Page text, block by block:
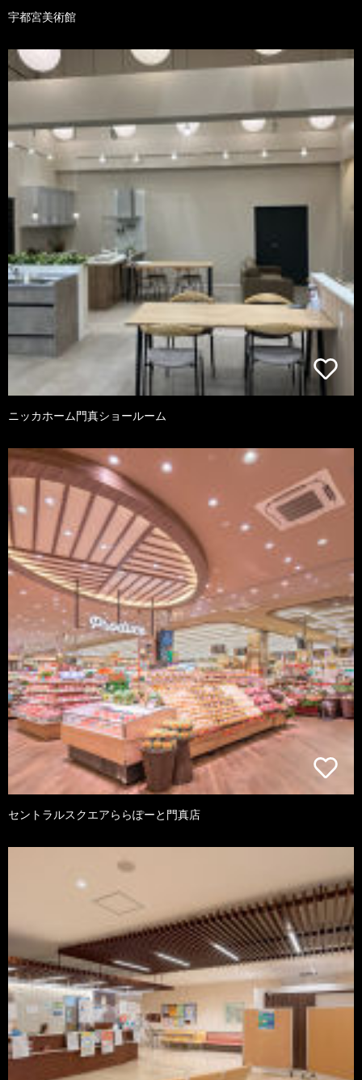
宇都宮美術館
ニッカホーム門真ショールーム
セントラルスクエアららぽーと門真店